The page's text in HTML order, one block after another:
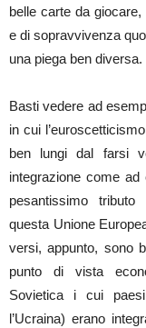
belle carte da
e di sopravvivenza
una piega ben diversa.
Basti vedere ad
in cui
ben lungi dal farsi
integrazione come
pesantissimo tributo
questa Unione
versi, appunto, sono
punto di vista
Sovietica i cui
l’Ucraina) erano